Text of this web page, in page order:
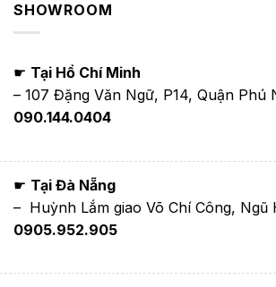
SHOWROOM
☛ Tại Hồ Chí Minh
– 107 Đặng Văn Ngữ, P14, Quận Phú
090.144.0404
☛ Tại Đà Nẵng
– Huỳnh Lắm giao Võ Chí Công, Ngũ
0905.952.905